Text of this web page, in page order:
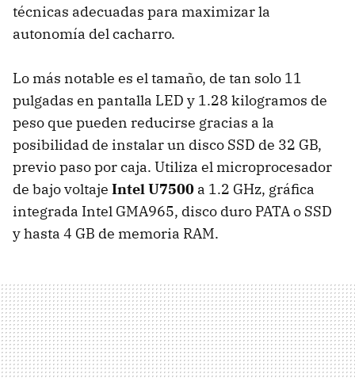
técnicas adecuadas para maximizar la
autonomía del cacharro.
Lo más notable es el tamaño, de tan solo 11
pulgadas en pantalla LED y 1.28 kilogramos de
peso que pueden reducirse gracias a la
posibilidad de instalar un disco SSD de 32 GB,
previo paso por caja. Utiliza el microprocesador
de bajo voltaje Intel U7500 a 1.2 GHz, gráfica
integrada Intel GMA965, disco duro PATA o SSD
y hasta 4 GB de memoria RAM.